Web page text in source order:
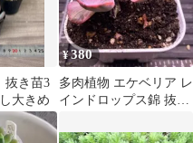
き苗3
大きめ
¥380
多肉植物 エケベリア レ
インドロップス錦 抜き